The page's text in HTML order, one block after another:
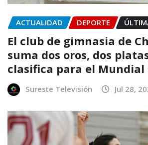
ACTUALIDAD DEPORTE
El club de gimnasia de
suma dos oros, dos
clasifica para el Mundial
Sureste Televisión Jul 28,